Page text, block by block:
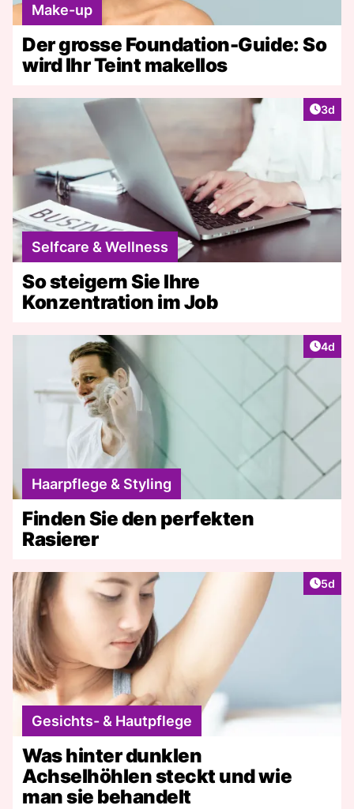
Make-up
Der grosse Foundation-Guide: So
wird Ihr Teint makellos
3d
Selfcare & Wellness
So steigern Sie Ihre
Konzentration im Job
4d
Haarpflege & Styling
Finden Sie den perfekten
Rasierer
5d
Gesichts- & Hautpflege
Was hinter dunklen
Achselhöhlen steckt und wie
man sie behandelt